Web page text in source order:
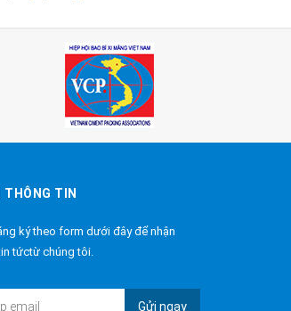
THÔNG TIN
ký theo form dưới đây để nhận
tứctừ chúng tôi.
Gửi ngay